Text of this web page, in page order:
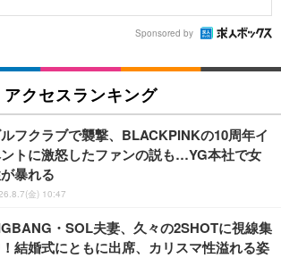
Sponsored by
アクセスランキング
ルフクラブで襲撃、BLACKPINKの10周年イ
トに激怒したファンの説も…YG本社で女
暴れる
金) 10:47
・SOL夫妻、久々の2SHOTに視線集
結婚式にともに出席、カリスマ性溢れる姿